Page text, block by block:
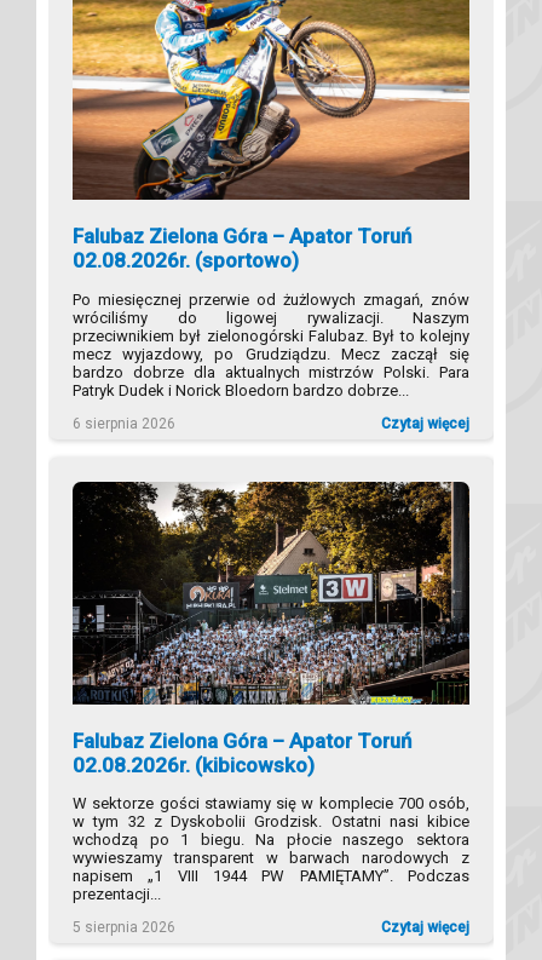
Falubaz Zielona Góra – Apator Toruń
02.08.2026r. (sportowo)
Po miesięcznej przerwie od żużlowych zmagań, znów
wróciliśmy do ligowej rywalizacji. Naszym
przeciwnikiem był zielonogórski Falubaz. Był to kolejny
mecz wyjazdowy, po Grudziądzu. Mecz zaczął się
bardzo dobrze dla aktualnych mistrzów Polski. Para
Patryk Dudek i Norick Bloedorn bardzo dobrze...
6 sierpnia 2026 Czytaj więcej
Falubaz Zielona Góra – Apator Toruń
02.08.2026r. (kibicowsko)
W sektorze gości stawiamy się w komplecie 700 osób,
w tym 32 z Dyskobolii Grodzisk. Ostatni nasi kibice
wchodzą po 1 biegu. Na płocie naszego sektora
wywieszamy transparent w barwach narodowych z
napisem „1 VIII 1944 PW PAMIĘTAMY”. Podczas
prezentacji...
5 sierpnia 2026 Czytaj więcej